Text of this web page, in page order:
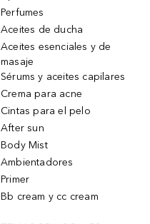
Perfumes
Aceites de ducha
Aceites esenciales y de
masaje
Sérums y aceites capilares
Crema para acne
Cintas para el pelo
After sun
Body Mist
Ambientadores
Primer
Bb cream y cc cream